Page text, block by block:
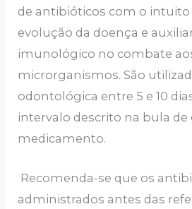
de antibióticos com o intuito
evolução da doença e
imunológico no combate
microrganismos. São
odontológica entre 5 e 10
intervalo descrito na bula de
medicamento.
Recomenda-se que os
administrados antes das